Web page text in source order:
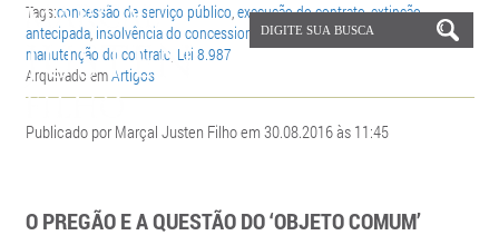
Tags:concessão de serviço público,execução do contrato,extinção
antecipada, insolvência do concessionário,inviabilidade,inviabilidade
manutenção do contrato Lei 8.987
Arquivado emArtigos
Publicado por Marçal Justen Filho em 30.08.2016 às 11:45
O PREGÃO E A QUESTÃO DO ‘OBJETO COMUM’